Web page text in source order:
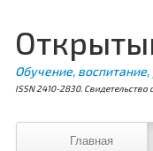
Обучение,
ISSN 2410-2830.
Главная